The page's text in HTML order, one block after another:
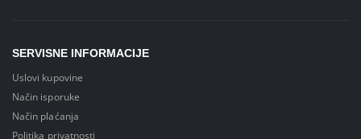
SERVISNE INFORMACIJE
Uslovi kupovine
Način isporuke
Način plaćanja
Politika privatnosti